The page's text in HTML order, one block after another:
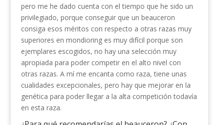
pero me he dado cuenta con el tiempo que he sido un
privilegiado, porque conseguir que un beauceron
consiga esos méritos con respecto a otras razas muy
superiores en mondioring es muy difícil porque son
ejemplares escogidos, no hay una selección muy
apropiada para poder competir en el alto nivel con
otras razas. A mí me encanta como raza, tiene unas
cualidades excepcionales, pero hay que mejorar en la
genética para poder llegar a la alta competición todavía
en esta raza.